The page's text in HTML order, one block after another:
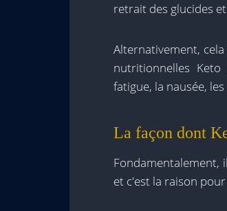
retrait des glucides
Alternativement,
nutritionnelles
fatigue, la nausée,
La façon dont
Fondamentalement,
et c'est la raison